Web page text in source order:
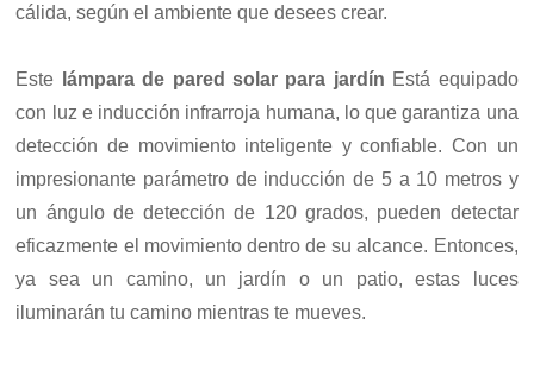
cálida, según el ambiente que desees crear.
Este lámpara de pared solar para jardín Está equipado
con luz e inducción infrarroja humana, lo que garantiza una
detección de movimiento inteligente y confiable. Con un
impresionante parámetro de inducción de 5 a 10 metros y
un ángulo de detección de 120 grados, pueden detectar
eficazmente el movimiento dentro de su alcance. Entonces,
ya sea un camino, un jardín o un patio, estas luces
iluminarán tu camino mientras te mueves.